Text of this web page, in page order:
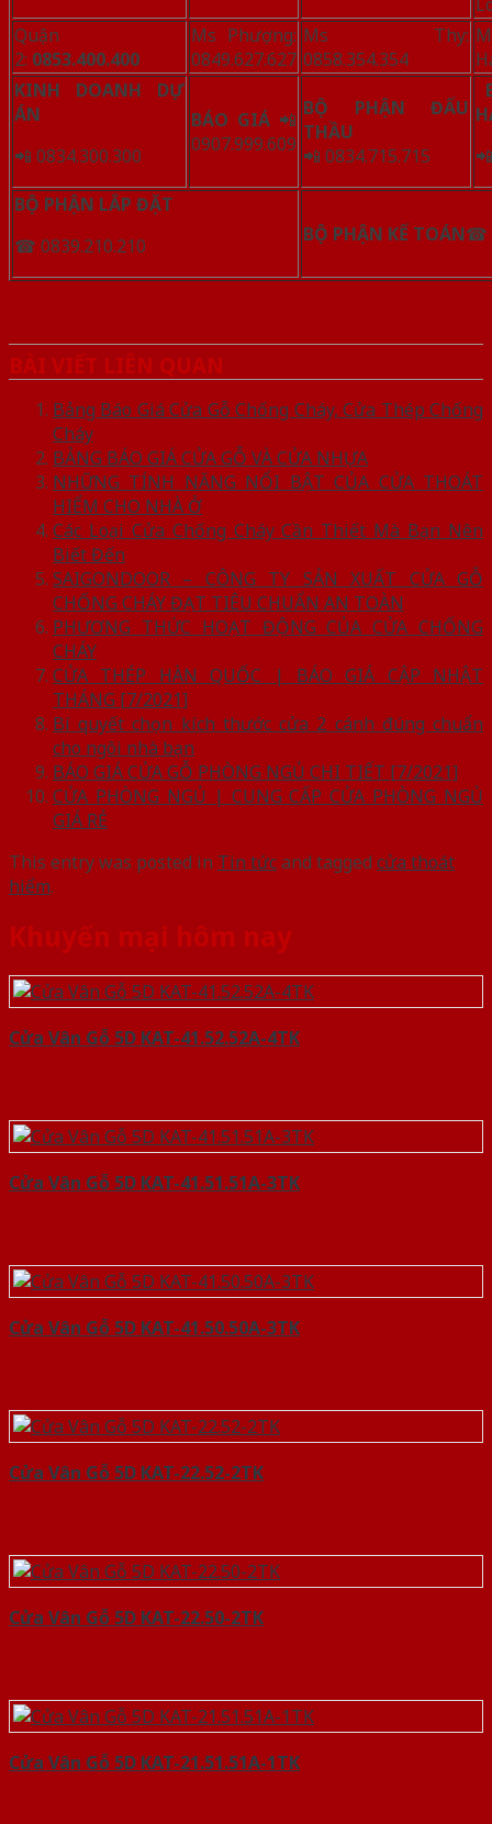
Quận
2: 0853.400.400
Ms Phượng:
0849.627.627
Ms Thy:
0858.354.354
KINH DOANH DỰ
ÁN
📲 0834.300.300
BÁO GIÁ 📲
0907.999.609
BỘ PHẬN ĐẤU
THẦU
📲 0834.715.715
BỘ PHẬN LẮP ĐẶT
☎ 0839.210.210
BỘ PHẬN KẾ TOÁN☎
BÀI VIẾT LIÊN QUAN
Bảng Báo Giá Cửa Gỗ Chống Cháy, Cửa Thép Chống
Cháy
BẢNG BÁO GIÁ CỬA GỖ VÀ CỬA NHỰA
NHỮNG TÍNH NĂNG NỔI BẬT CỦA CỬA THOÁT
HIỂM CHO NHÀ Ở
Các Loại Cửa Chống Cháy Cần Thiết Mà Bạn Nên
Biết Đến
SAIGONDOOR – CÔNG TY SẢN XUẤT CỬA GỖ
CHỐNG CHÁY ĐẠT TIÊU CHUẨN AN TOÀN
PHƯƠNG THỨC HOẠT ĐỘNG CỦA CỬA CHỐNG
CHÁY
CỬA THÉP HÀN QUỐC | BÁO GIÁ CẬP NHẬT
THÁNG [7/2021]
Bí quyết chọn kích thước cửa 2 cánh đúng chuẩn
cho ngôi nhà bạn
BÁO GIÁ CỬA GỖ PHÒNG NGỦ CHI TIẾT [7/2021]
CỬA PHÒNG NGỦ | CUNG CẤP CỬA PHÒNG NGỦ
GIÁ RẺ
This entry was posted in Tin tứcand tagged cửa thoát
hiểm.
Khuyến mại hôm nay
Cửa Vân Gỗ 5D KAT-41.52.52A-4TK
Cửa Vân Gỗ 5D KAT-41.51.51A-3TK
Cửa Vân Gỗ 5D KAT-41.50.50A-3TK
Cửa Vân Gỗ 5D KAT-22.52-2TK
Cửa Vân Gỗ 5D KAT-22.50-2TK
Cửa Vân Gỗ 5D KAT-21.51.51A-1TK